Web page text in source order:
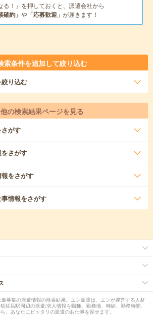
る！」を押しておくと、派遣会社から
確約」 や 「応募歓迎」 が届きます！
索条件を追加して絞り込む
り込む
他の検索結果ページを見る
がす
さがす
をさがす
情報をさがす
募集の派遣情報の検索結果。エン派遣は、エンが運営する人材
佐岳駅周辺の派遣/求人情報を職種、勤務地、時給、勤務時間、
、あなたにピッタリの派遣のお仕事を探せます。